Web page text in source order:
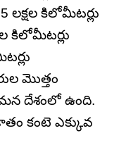
కిలోమీటర్లు
కిలోమీటర్లు
మొత్తం
దేశంలో ఉంది.
కంటె ఎక్కువ